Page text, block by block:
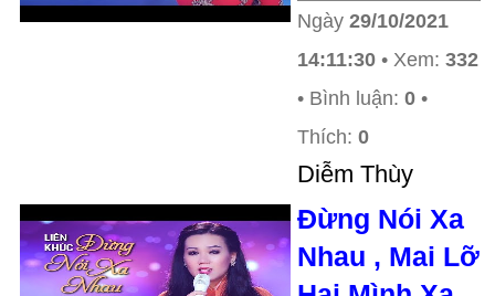
Ngày 29/10/2021
14:11:30 • Xem: 332
• Bình luận: 0 •
Thích: 0
Diễm Thùy
Đừng Nói Xa
Nhau , Mai Lỡ